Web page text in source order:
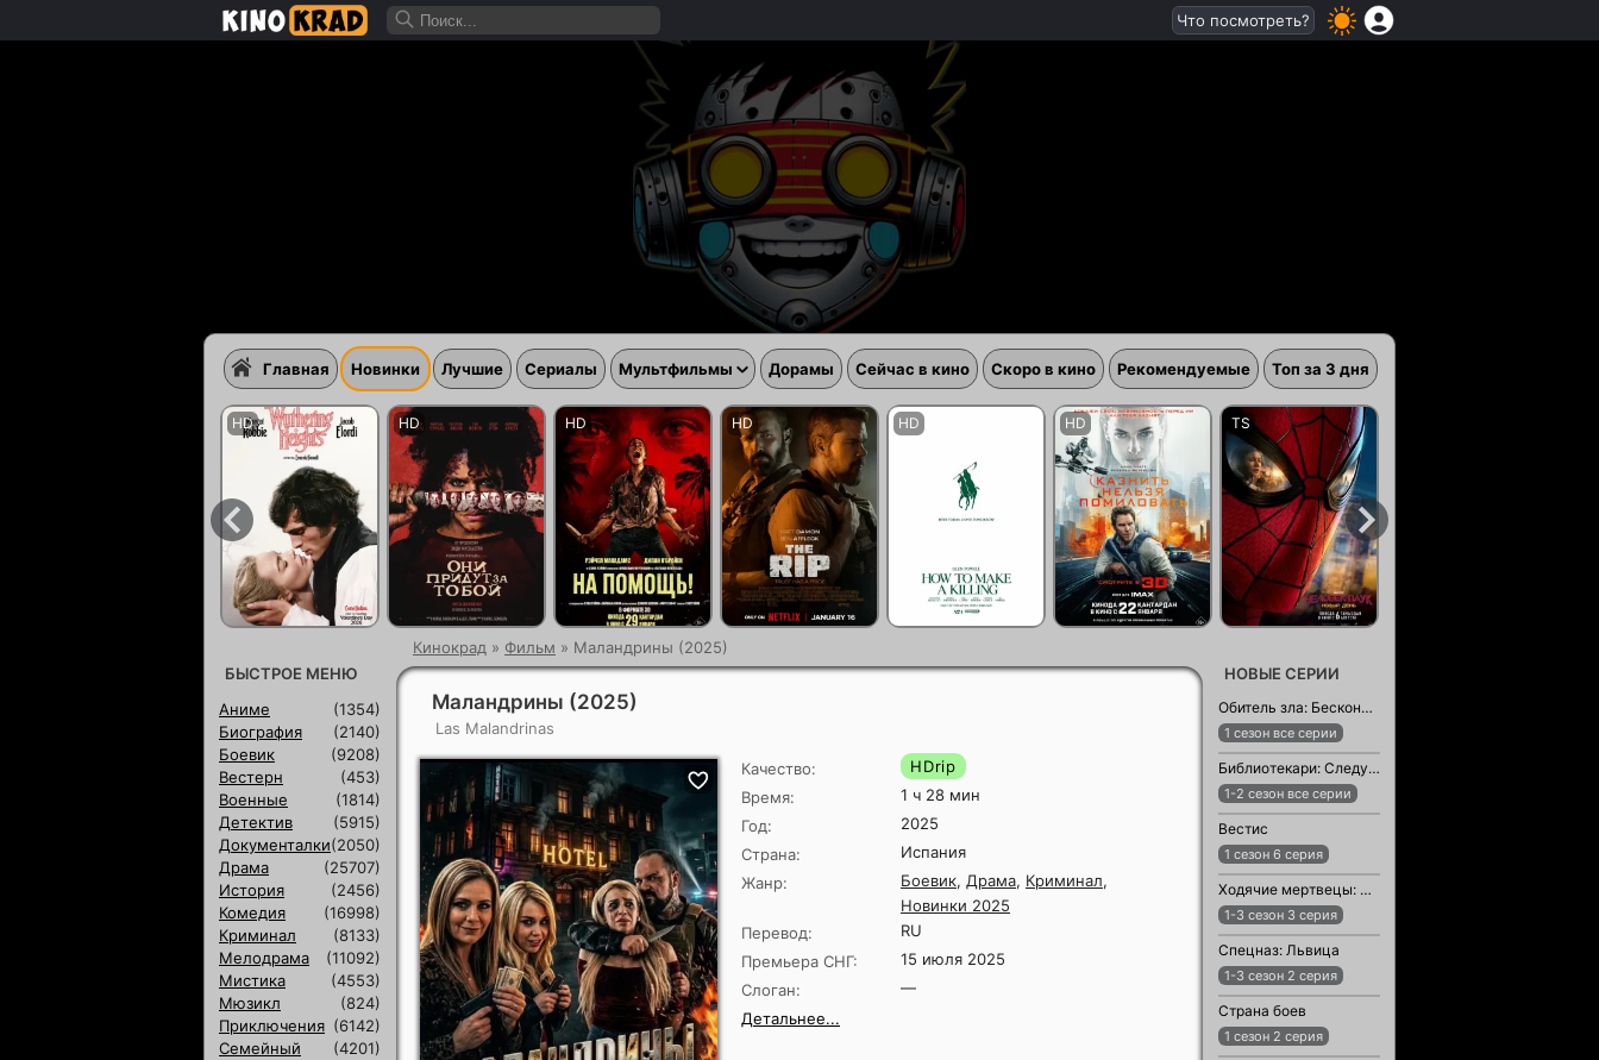
Кинокрад » Фильм » Маландрины (2025)
Маландрины (2025)
Las Malandrinas
Качество:
HDrip
Время:
1 ч 28 мин
Год:
2025
Страна:
Испания
Жанр:
Боевик, Драма, Криминал,
Новинки 2025
Перевод:
RU
Премьера СНГ:
15 июля 2025
Слоган:
—
Детальнее...
БЫСТРОЕ МЕНЮ
Аниме
(1354)
Биография
(2140)
Боевик
(9208)
Вестерн
(453)
Военные
(1814)
Детектив
(5915)
Документалки(2050)
Драма
(25707)
История
(2456)
Комедия
(16998)
Криминал
(8133)
Мелодрама
(11092)
Мистика
(4553)
Мюзикл
(824)
Приключения (6142)
Семейный
(4201)
НОВЫЕ СЕРИИ
Обитель зла: Бесконечная тьма
1 сезон все серии
Библиотекари: Следующая глава
1-2 сезон все серии
Вестис
1 сезон 6 серия
Ходячие мертвецы: Мертвый город
1-3 сезон 3 серия
Спецназ: Львица
1-3 сезон 2 серия
Страна боев
1 сезон 2 серия
Главная Новинки Лучшие Сериалы Мультфильмы Дорамы Сейчас в кино Скоро в кино Рекомендуемые Топ за 3 дня
Что посмотреть?